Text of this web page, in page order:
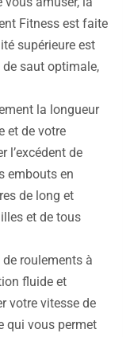
Fitness est faite
supérieure est
saut optimale,
la longueur
et de votre
l’excédent de
embouts en
de long et
et de tous
roulements à
fluide et
votre vitesse de
qui vous permet